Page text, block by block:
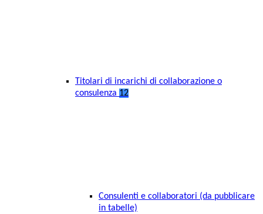
Titolari di incarichi di collaborazione o
consulenza 12
Consulenti e collaboratori (da pubblicare
in tabelle)